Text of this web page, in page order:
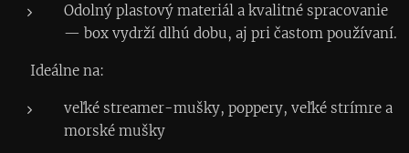
Odolný plastový materiál a kvalitné spracovanie
— box vydrží dlhú dobu, aj pri častom používaní.
✅ Ideálne na:
veľké streamer-mušky, poppery, veľké strímre a
morské mušky